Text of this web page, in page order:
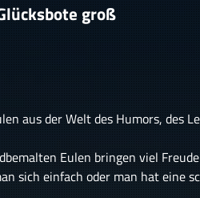
groß
aus der Welt des Humors, des
Eulen bringen viel
sich einfach oder man hat eine